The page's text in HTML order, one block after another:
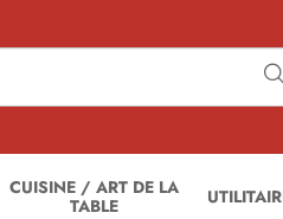
CUISINE / ART DE LA
TABLE